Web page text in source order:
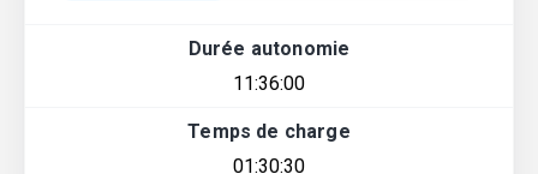
Durée autonomie
11:36:00
Temps de charge
01:30:30